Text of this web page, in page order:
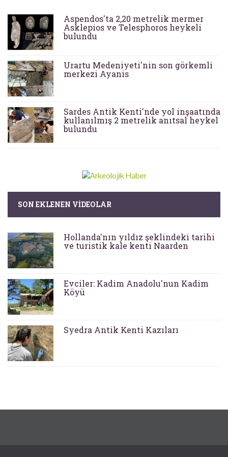
Aspendos'ta 2,20 metrelik mermer
Asklepios ve Telesphoros heykeli
bulundu
Urartu Medeniyeti'nin son görkemli
merkezi Ayanis
Sardes Antik Kenti'nde yol inşaatında
kullanılmış 2 metrelik anıtsal heykel
bulundu
SON EKLENEN VIDEOLAR
Hollanda'nın yıldız şeklindeki tarihi
ve turistik kale kenti Naarden
Evciler: Kadim Anadolu'nun Kadim
Köyü
Syedra Antik Kenti Kazıları